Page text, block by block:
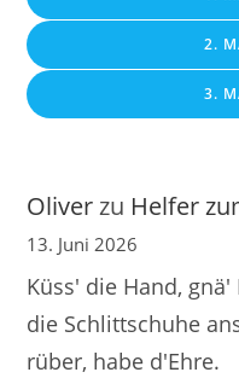
2.
3.
Oliverzu Helfer
13. Juni 2026
Küss' die Hand,
die Schlittschuhe
rüber, habe d'Ehre.